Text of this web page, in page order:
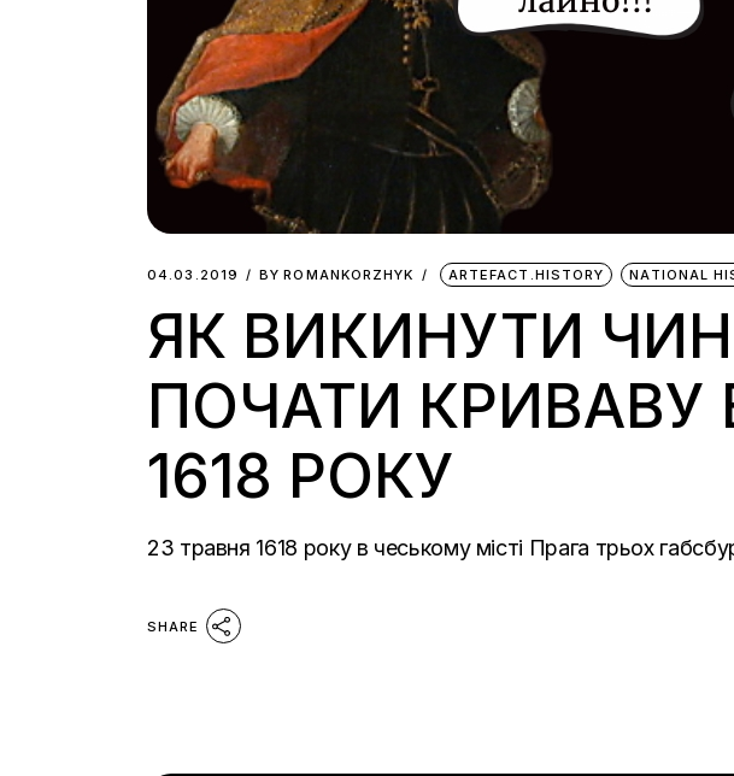
04.03.2019 BY ROMANKORZHYK ARTEFACT.HISTORY NATIONAL
ЯК ВИКИНУТИ
ПОЧАТИ КРИВАВУ
1618 РОКУ
23 травня 1618 року в чеському місті Прага трьох
SHARE